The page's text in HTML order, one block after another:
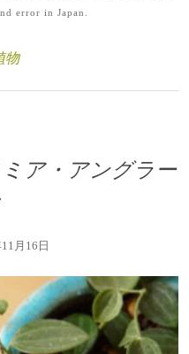
error in Japan.
物
ア・アングラー
月16日